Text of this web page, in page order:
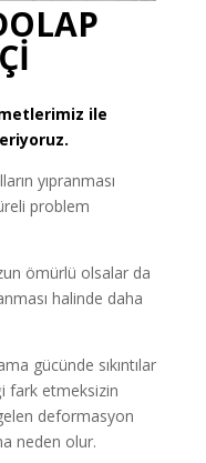
ile
yıpranması
problem
ömürlü olsalar da
halinde daha
gücünde sıkıntılar
fark etmeksizin
deformasyon
neden olur.